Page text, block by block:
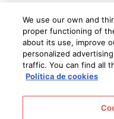
El siguiente paso es
igual que la colocación
de mano de obra
We use our own and
proper functioning of
about its use, improve
personalized
traffic. You can find all
Política de cookies